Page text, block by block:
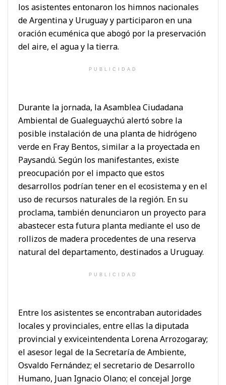
los asistentes entonaron los himnos nacionales
de Argentina y Uruguay y participaron en una
oración ecuménica que abogó por la preservación
del aire, el agua y la tierra.
PUBLICIDAD
Durante la jornada, la Asamblea Ciudadana
Ambiental de Gualeguaychú alertó sobre la
posible instalación de una planta de hidrógeno
verde en Fray Bentos, similar a la proyectada en
Paysandú. Según los manifestantes, existe
preocupación por el impacto que estos
desarrollos podrían tener en el ecosistema y en el
uso de recursos naturales de la región. En su
proclama, también denunciaron un proyecto para
abastecer esta futura planta mediante el uso de
rollizos de madera procedentes de una reserva
natural del departamento, destinados a Uruguay.
PUBLICIDAD
Entre los asistentes se encontraban autoridades
locales y provinciales, entre ellas la diputada
provincial y exviceintendenta Lorena Arrozogaray;
el asesor legal de la Secretaría de Ambiente,
Osvaldo Fernández; el secretario de Desarrollo
Humano, Juan Ignacio Olano; el concejal Jorge